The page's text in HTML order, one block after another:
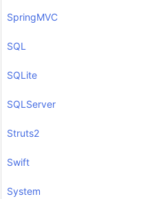
SpringMVC
SQL
SQLite
SQLServer
Struts2
Swift
System